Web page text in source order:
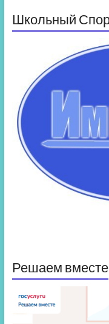
Школьный
Решаем вместе